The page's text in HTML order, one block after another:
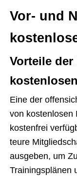
Vor- und
Vorteile
Eine der
von kostenlosen
kostenfrei
teure
ausgeben, um
Trainingsplänen